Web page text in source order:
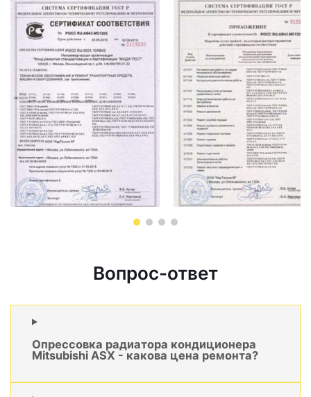
Вопрос-ответ
Опрессовка радиатора кондиционера
Mitsubishi ASX - какова цена ремонта?